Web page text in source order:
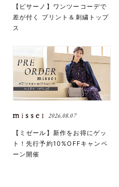
【ピサーノ】ワンツーコーデで
差が付く プリント＆刺繍トップ
ス
2026.08.07
【ミゼール】新作をお得にゲッ
ト！先行予約10%OFFキャンペ
ーン開催